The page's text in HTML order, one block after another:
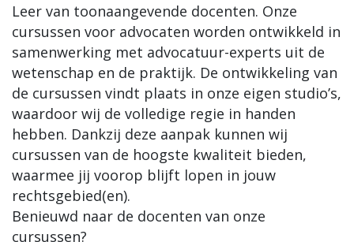
Leer van toonaangevende docenten. Onze
cursussen voor advocaten worden ontwikkeld in
samenwerking met advocatuur-experts uit de
wetenschap en de praktijk. De ontwikkeling van
de cursussen vindt plaats in onze eigen studio’s,
waardoor wij de volledige regie in handen
hebben. Dankzij deze aanpak kunnen wij
cursussen van de hoogste kwaliteit bieden,
waarmee jij voorop blijft lopen in jouw
rechtsgebied(en).
Benieuwd naar de docenten van onze
cursussen?